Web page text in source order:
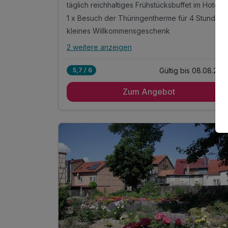
kleines Willkommensgeschenk
Alle Inklusivleistungen
Rabe, in zentraler Altstadtlage von Mühlhausen
täglich reichhaltiges Frühstücksbuffet im Hotel
1 x Besuch der Thüringentherme für 4 Stunden
(Sauna vor Ort zubuchbar)
kleines Willkommensgeschenk
1 x Flasche Wasser auf dem Zimmer
WLAN-Nutzung
2 weitere anzeigen
5,7 / 6 Gültig bis 08.08.2027
Zum Angebot